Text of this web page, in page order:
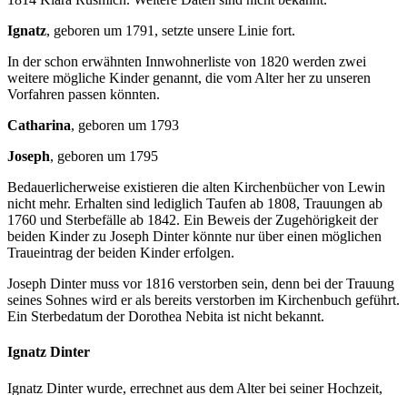
Ignatz, geboren um 1791, setzte unsere Linie fort.
In der schon erwähnten Innwohnerliste von 1820 werden zwei
weitere mögliche Kinder genannt, die vom Alter her zu unseren
Vorfahren passen könnten.
Catharina, geboren um 1793
Joseph, geboren um 1795
Bedauerlicherweise existieren die alten Kirchenbücher von Lewin
nicht mehr. Erhalten sind lediglich Taufen ab 1808, Trauungen ab
1760 und Sterbefälle ab 1842. Ein Beweis der Zugehörigkeit der
beiden Kinder zu Joseph Dinter könnte nur über einen möglichen
Traueintrag der beiden Kinder erfolgen.
Joseph Dinter muss vor 1816 verstorben sein, denn bei der Trauung
seines Sohnes wird er als bereits verstorben im Kirchenbuch geführt.
Ein Sterbedatum der Dorothea Nebita ist nicht bekannt.
Ignatz Dinter
Ignatz Dinter wurde, errechnet aus dem Alter bei seiner Hochzeit,